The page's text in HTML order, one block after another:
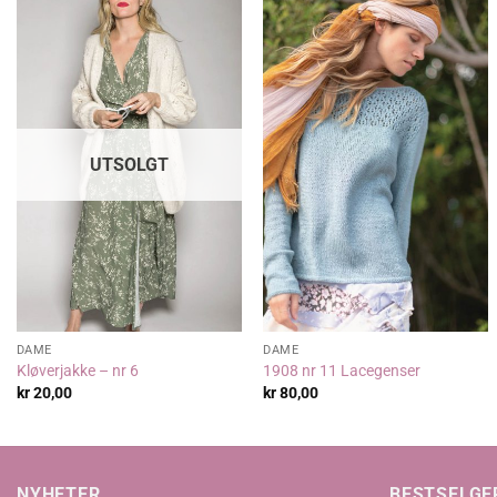
UTSOLGT
DAME
Kløverjakke – nr 6
kr20,00
DAME
1908 nr 11 Lacegenser
kr80,00